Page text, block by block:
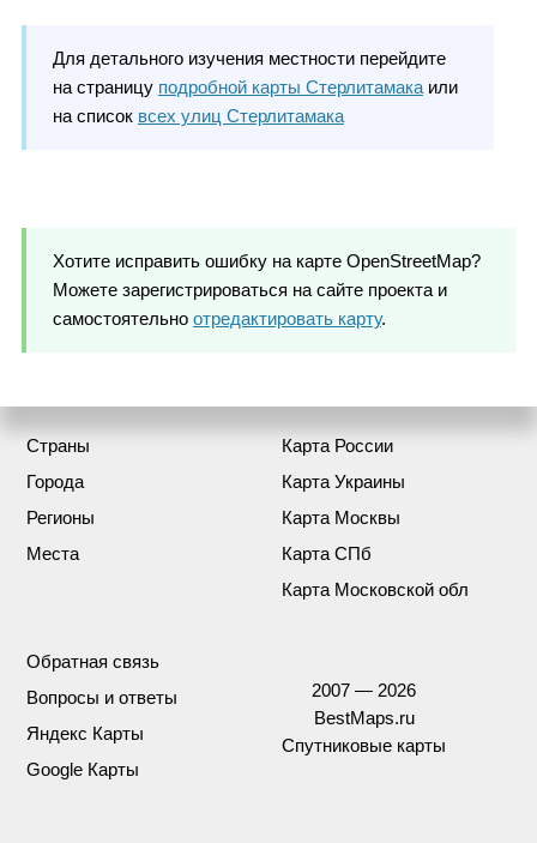
Для детального изучения местности перейдите
на страницу подробной карты Стерлитамакаили
на список всех улиц Стерлитамака
Хотите исправить ошибку на карте OpenStreetMap?
Можете зарегистрироваться на сайте проекта и
самостоятельно отредактировать карту.
Страны
Города
Регионы
Места
Карта России
Карта Украины
Карта Москвы
Карта СПб
Карта Московской обл
Обратная связь
Вопросы и ответы
Яндекс Карты
Google Карты
2007 — 2026
BestMaps.ru
Спутниковые карты